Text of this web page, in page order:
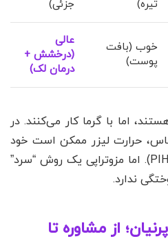
تیره) جزئی)
خوب (بافت
پوست)
عالی
(درخشش +
درمان لک)
اما با گرما کار می‌کنند. در
حرارت لیزر ممکن است خود
باعث ایجاد لک جدید شود (PIH). اما مزوتراپی یک روش “سرد”
ندارد.
از مشاوره تا